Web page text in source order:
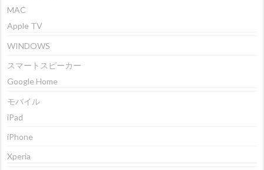
MAC
Apple TV
WINDOWS
スマートスピーカー
Google Home
モバイル
iPad
iPhone
Xperia